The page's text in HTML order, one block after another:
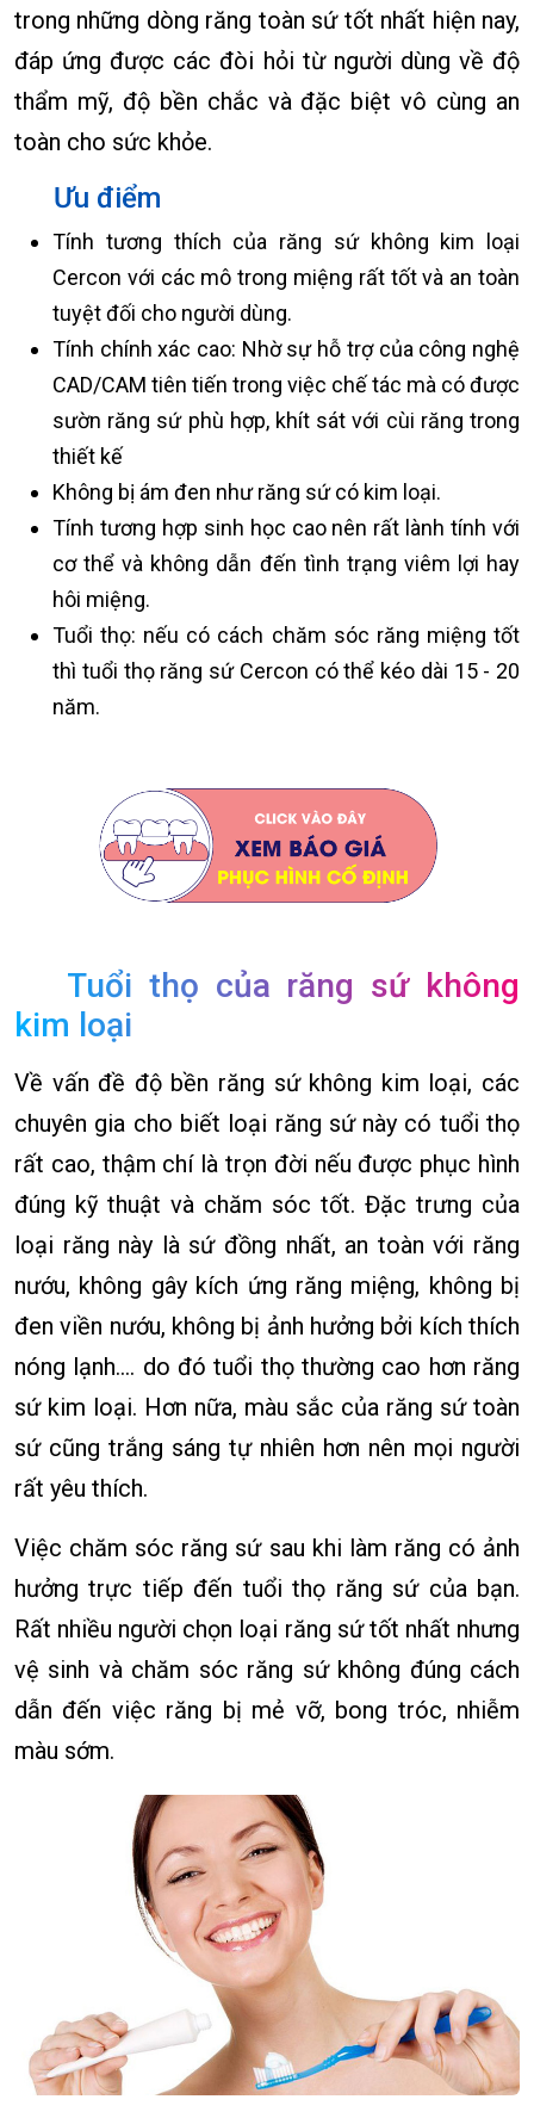
trong những dòng răng toàn sứ tốt nhất hiện nay,
đáp ứng được các đòi hỏi từ người dùng về độ
thẩm mỹ, độ bền chắc và đặc biệt vô cùng an
toàn cho sức khỏe.
Ưu điểm
Tính tương thích của răng sứ không kim loại
Cercon với các mô trong miệng rất tốt và an toàn
tuyệt đối cho người dùng.
Tính chính xác cao: Nhờ sự hỗ trợ của công nghệ
CAD/CAM tiên tiến trong việc chế tác mà có được
sườn răng sứ phù hợp, khít sát với cùi răng trong
thiết kế
Không bị ám đen như răng sứ có kim loại.
Tính tương hợp sinh học cao nên rất lành tính với
cơ thể và không dẫn đến tình trạng viêm lợi hay
hôi miệng.
Tuổi thọ: nếu có cách chăm sóc răng miệng tốt
thì tuổi thọ răng sứ Cercon có thể kéo dài 15 - 20
năm.
Tuổi thọ của răng sứ không
kim loại
Về vấn đề độ bền răng sứ không kim loại, các
chuyên gia cho biết loại răng sứ này có tuổi thọ
rất cao, thậm chí là trọn đời nếu được phục hình
đúng kỹ thuật và chăm sóc tốt. Đặc trưng của
loại răng này là sứ đồng nhất, an toàn với răng
nướu, không gây kích ứng răng miệng, không bị
đen viền nướu, không bị ảnh hưởng bởi kích thích
nóng lạnh…. do đó tuổi thọ thường cao hơn răng
sứ kim loại. Hơn nữa, màu sắc của răng sứ toàn
sứ cũng trắng sáng tự nhiên hơn nên mọi người
rất yêu thích.
Việc chăm sóc răng sứ sau khi làm răng có ảnh
hưởng trực tiếp đến tuổi thọ răng sứ của bạn.
Rất nhiều người chọn loại răng sứ tốt nhất nhưng
vệ sinh và chăm sóc răng sứ không đúng cách
dẫn đến việc răng bị mẻ vỡ, bong tróc, nhiễm
màu sớm.